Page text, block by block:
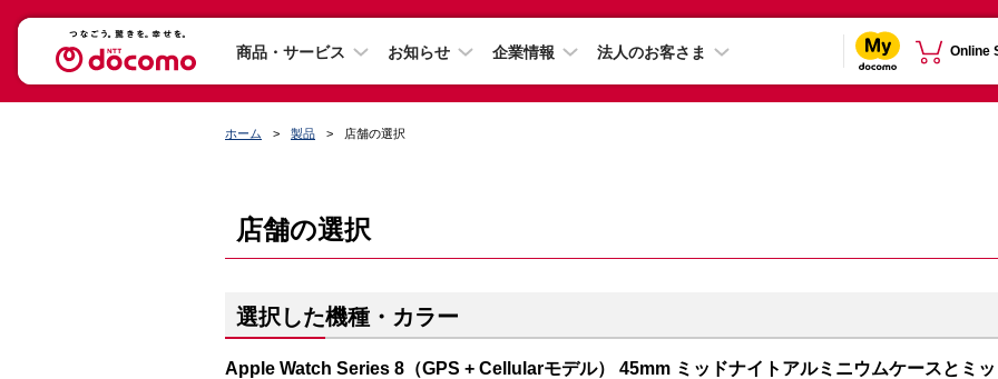
商品・サービス お知らせ 企業情報 法人のお客さま Online
ホーム 製品 店舗の選択
店舗の選択
選択した機種・カラー
Apple Watch Series 8（GPS + Cellularモデル） 45mm ミッドナイトアルミニウムケースとミッ